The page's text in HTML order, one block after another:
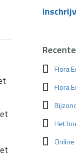
Flora
Flora
Het